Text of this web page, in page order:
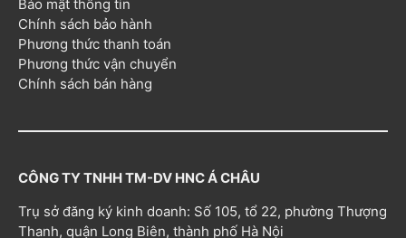
Bảo mật thông tin
Chính sách bảo hành
Phương thức thanh toán
Phương thức vận chuyển
Chính sách bán hàng
CÔNG TY TNHH TM-DV HNC Á CHÂU
Trụ sở đăng ký kinh doanh: Số 105, tổ 22, phường Thượng
Thanh, quận Long Biên, thành phố Hà Nội